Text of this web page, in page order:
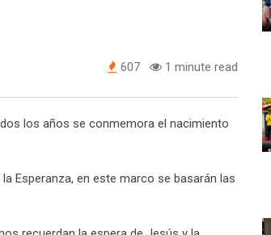
607 1 minute read
los años se conmemora el nacimiento
Esperanza, en este marco se basarán las